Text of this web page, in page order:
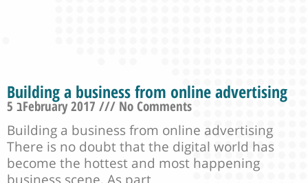
Building a business from online advertising
5 בFebruary 2017
No Comments
Building a business from online advertising
There is no doubt that the digital world has
become the hottest and most happening